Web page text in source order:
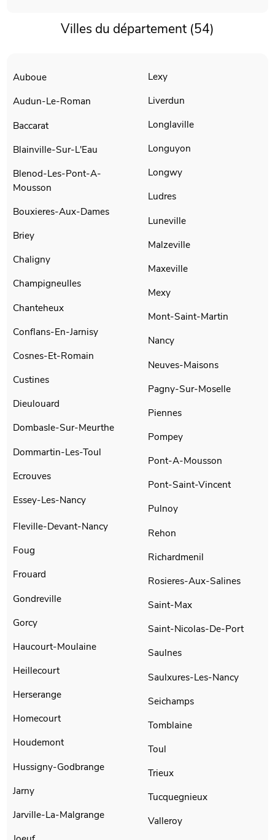
Villes du département (54)
Auboue
Audun-Le-Roman
Baccarat
Blainville-Sur-L'Eau
Blenod-Les-Pont-A-
Mousson
Bouxieres-Aux-Dames
Briey
Chaligny
Champigneulles
Chanteheux
Conflans-En-Jarnisy
Cosnes-Et-Romain
Custines
Dieulouard
Dombasle-Sur-Meurthe
Dommartin-Les-Toul
Ecrouves
Essey-Les-Nancy
Fleville-Devant-Nancy
Foug
Frouard
Gondreville
Gorcy
Haucourt-Moulaine
Heillecourt
Herserange
Homecourt
Houdemont
Hussigny-Godbrange
Jarny
Jarville-La-Malgrange
Lexy
Liverdun
Longlaville
Longuyon
Longwy
Ludres
Luneville
Malzeville
Maxeville
Mexy
Mont-Saint-Martin
Nancy
Neuves-Maisons
Pagny-Sur-Moselle
Piennes
Pompey
Pont-A-Mousson
Pont-Saint-Vincent
Pulnoy
Rehon
Richardmenil
Rosieres-Aux-Salines
Saint-Max
Saint-Nicolas-De-Port
Saulnes
Saulxures-Les-Nancy
Seichamps
Tomblaine
Toul
Trieux
Tucquegnieux
Valleroy